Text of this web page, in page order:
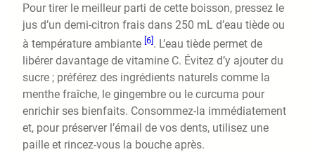
Pour tirer le meilleur parti de cette boisson, pressez le
jus d’un demi-citron frais dans 250 mL d’eau tiède ou
à température ambiante [6]. L’eau tiède permet de
libérer davantage de vitamine C. Évitez d’y ajouter du
sucre ; préférez des ingrédients naturels comme la
menthe fraîche, le gingembre ou le curcuma pour
enrichir ses bienfaits. Consommez-la immédiatement
et, pour préserver l’émail de vos dents, utilisez une
paille et rincez-vous la bouche après.